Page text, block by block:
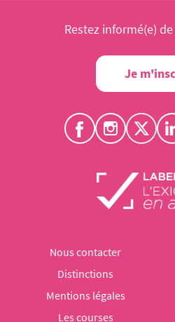
Restez informé(e)
Je
Nous contacter
Distinctions
Mentions légales
Les courses